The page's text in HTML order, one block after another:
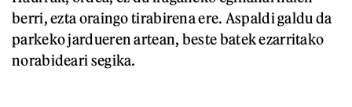
berri, ezta oraingo tirabirena ere. Aspaldi galdu da
parkeko jardueren artean, beste batek ezarritako
norabideari segika.